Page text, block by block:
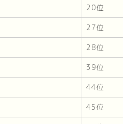
20位
27位
28位
39位
44位
45位